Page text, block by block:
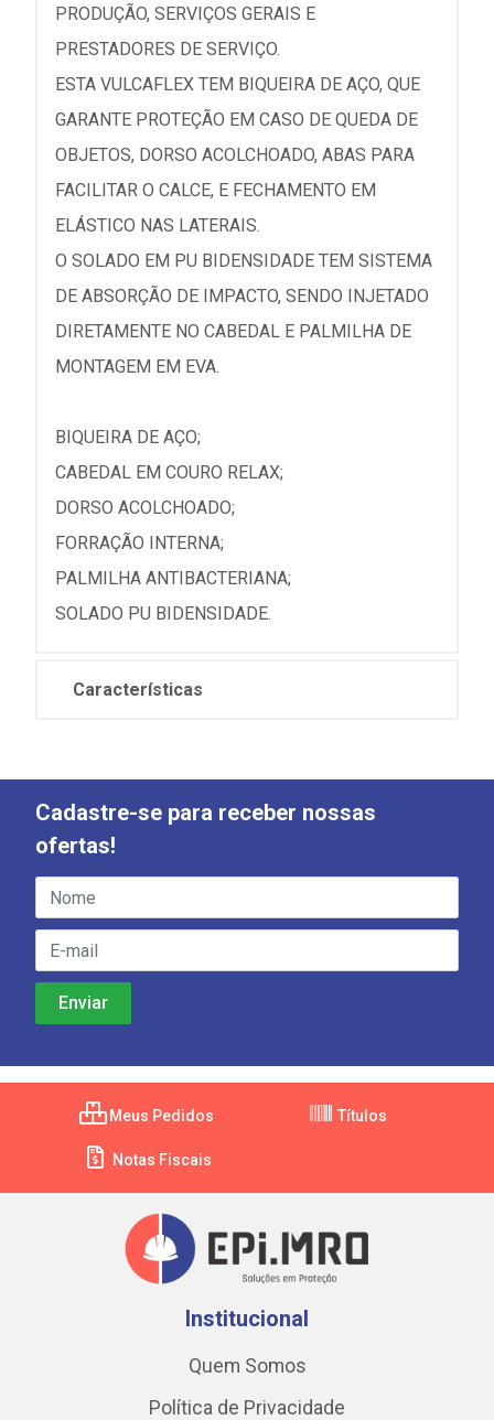
PRODUÇÃO, SERVIÇOS GERAIS E
PRESTADORES DE SERVIÇO.
ESTA VULCAFLEX TEM BIQUEIRA DE AÇO, QUE
GARANTE PROTEÇÃO EM CASO DE QUEDA DE
OBJETOS, DORSO ACOLCHOADO, ABAS PARA
FACILITAR O CALCE, E FECHAMENTO EM
ELÁSTICO NAS LATERAIS.
O SOLADO EM PU BIDENSIDADE TEM SISTEMA
DE ABSORÇÃO DE IMPACTO, SENDO INJETADO
DIRETAMENTE NO CABEDAL E PALMILHA DE
MONTAGEM EM EVA.
BIQUEIRA DE AÇO;
CABEDAL EM COURO RELAX;
DORSO ACOLCHOADO;
FORRAÇÃO INTERNA;
PALMILHA ANTIBACTERIANA;
SOLADO PU BIDENSIDADE.
Características
Cadastre-se para receber nossas
ofertas!
Meus Pedidos Títulos
Notas Fiscais
Institucional
Quem Somos
Política de Privacidade